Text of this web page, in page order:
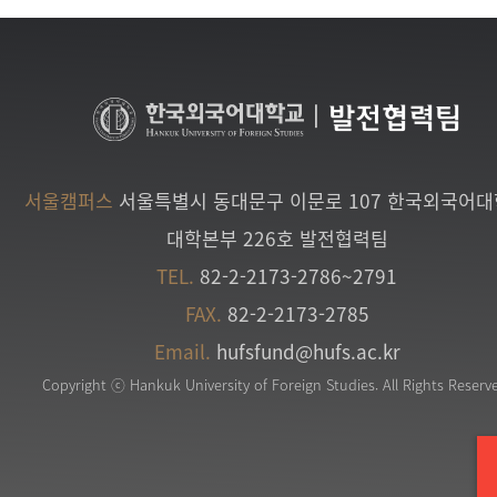
발전협력팀
서울캠퍼스 서울특별시 동대문구 이문로 107 한국외국어
대학본부 226호 발전협력팀
TEL. 82-2-2173-2786~2791
FAX. 82-2-2173-2785
Email. hufsfund@hufs.ac.kr
Copyright ⓒ Hankuk University of Foreign Studies. All Rights